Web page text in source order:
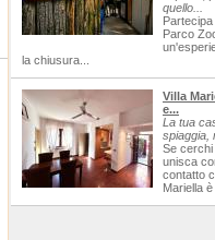
quello...
Parco
la chiusura...
Villa
e...
La tua
spiaggia,
Se
unisca
contatto
Mariella è